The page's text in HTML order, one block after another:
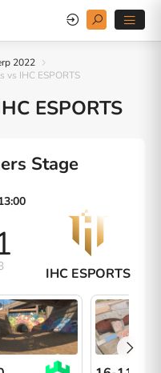
2022
vs IHC ESPORTS
ESPORTS
Stage
IHC ESPORTS